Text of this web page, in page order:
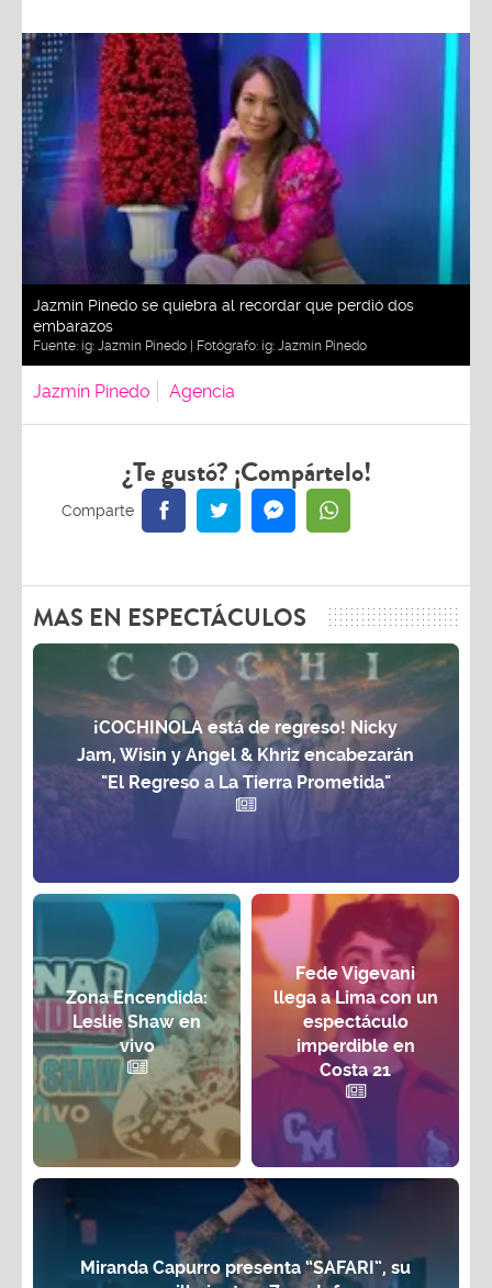
Jazmín Pinedo se quiebra al recordar que perdió dos
embarazos
Fuente: ig: Jazmín Pinedo | Fotógrafo: ig: Jazmín Pinedo
Jazmín Pinedo Agencia
¿Te gustó? ¡Compártelo!
MAS EN ESPECTÁCULOS
¡COCHINOLA está de regreso! Nicky
Jam, Wisin y Angel & Khriz encabezarán
"El Regreso a La Tierra Prometida"
Zona Encendida:
Leslie Shaw en
vivo
Fede Vigevani
llega a Lima con un
espectáculo
imperdible en
Costa 21
Miranda Capurro presenta “SAFARI”, su